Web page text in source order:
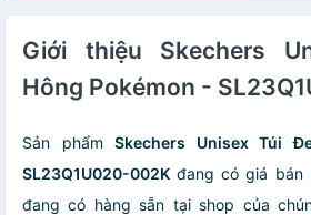
Giới thiệu Skechers
Hông Pokémon -
Sản phẩm Skechers Unisex Túi
SL23Q1U020-002K đang có giá bán
đang có hàng sẵn tại shop của